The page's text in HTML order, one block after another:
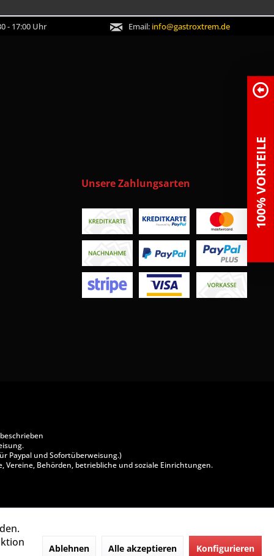
- 17:00 Uhr Email: info@gastroxtrem.de
Unsere Zahlungsarten
Paypal und Sofortüberweisung.)
Vereine, Behörden, betriebliche und soziale Einrichtungen.
100% VORTEILE
Ablehnen Alle akzeptieren Konfigurieren